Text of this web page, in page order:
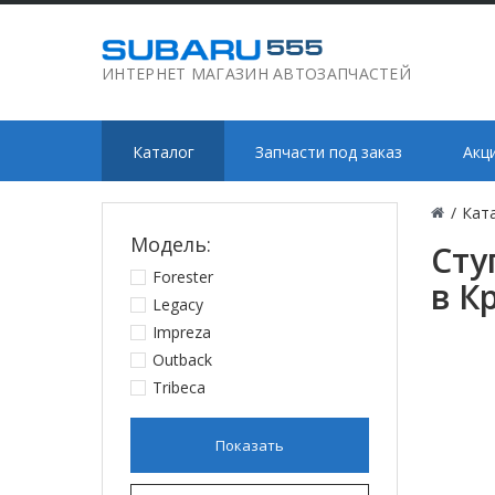
ИНТЕРНЕТ МАГАЗИН АВТОЗАПЧАСТЕЙ
Каталог Запчасти под заказ
/
в
Модель:
Forester
Legacy
Impreza
Outback
Tribeca
Показать